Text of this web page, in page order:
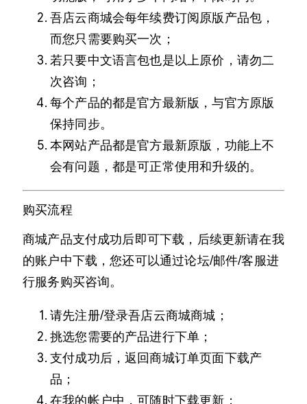
吾店云商城会每年续费订阅原版产品包，
而您只需要购买一次；
若只要中文语言包也是以上原价，请勿二
次咨询；
每个产品的都是官方最新版，与官方原版
保持同步。
本网站产品都是官方最新原版，功能上不
会有问题，都是可正常使用和升级的。
购买流程
商城产品支付成功后即可下载，后续更新请在我
的账户中下载，您还可以通过论坛/邮件/客服进
行服务购买咨询。
请先注册/登录吾店云商城商城；
挑选您需要的产品进行下单；
支付成功后，返回商城订单页面下载产
品；
在我的帐户中，可随时下载更新；